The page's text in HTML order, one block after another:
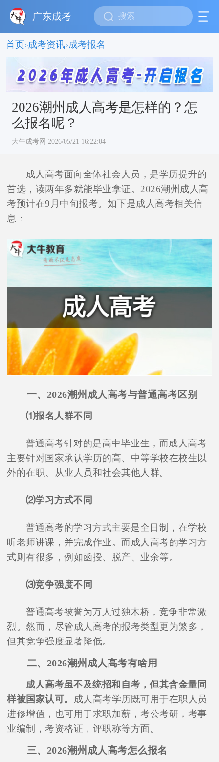
广东成考
首页>成考资讯>成考报名
2026潮州成人高考是怎样的？怎
么报名呢？
大牛成考网 2026/05/21 16:22:04
成人高考面向全体社会人员，是学历提升的
首选，读两年多就能毕业拿证。2026潮州成人高
考预计在9月中旬报考。如下是成人高考相关信
息：
一、2026潮州成人高考与普通高考区别
⑴报名人群不同
普通高考针对的是高中毕业生，而成人高考
主要针对国家承认学历的高、中等学校在校生以
外的在职、从业人员和社会其他人群。
⑵学习方式不同
普通高考的学习方式主要是全日制，在学校
听老师讲课，并完成作业。而成人高考的学习方
式则有很多，例如函授、脱产、业余等。
⑶竞争强度不同
普通高考被誉为万人过独木桥，竞争非常激
烈。然而，尽管成人高考的报考类型更为繁多，
但其竞争强度显著降低。
二、2026潮州成人高考有啥用
成人高考虽不及统招和自考，但其含金量同
样被国家认可。
成人高考学历既可用于在职人员
进修增值，也可用于求职加薪，考公考研，考事
业编制，考资格证，评职称等方面。
三、2026潮州成人高考怎么报名